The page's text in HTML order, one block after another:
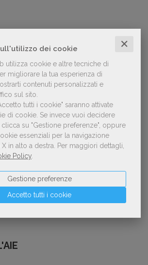
dei cookie ✕
utilizza cookie e altre tecniche di
migliorare la tua esperienza di
contenuti personalizzati e
sul sito.
tutti i cookie" saranno attivate
di cookie. Se invece vuoi decidere
clicca su "Gestione preferenze", oppure
essenziali per la navigazione
in alto a destra. Per maggiori dettagli,
Policy
Accetto tutti i cookie
Gestione preferenze
di cambiare prospettiva
artificiale
il 45% dei testi ricevuti per
dell’IA
quality, Over-Produced: cosa
libri scritti con l'IA che
narrativa di genere